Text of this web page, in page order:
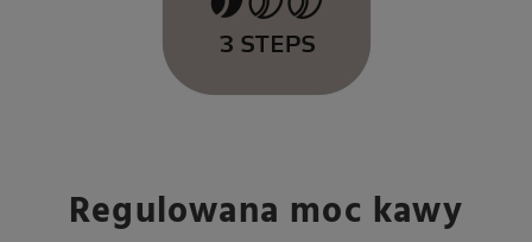
Regulowana moc kawy